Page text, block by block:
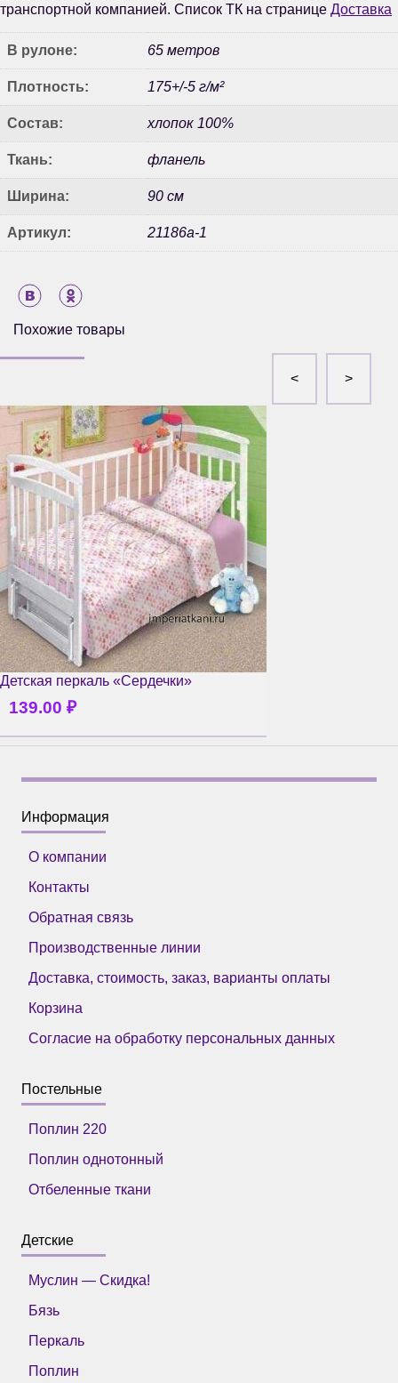
транспортной компанией. Список ТК на странице Доставка
В рулоне: 65 метров
Плотность: 175+/-5 г/м²
Состав: хлопок 100%
Ткань: фланель
Ширина: 90 см
Артикул: 21186а-1
Похожие товары
Детская перкаль «Сердечки»
139.00 ₽
Информация
О компании
Контакты
Обратная связь
Производственные линии
Доставка, стоимость, заказ, варианты оплаты
Корзина
Согласие на обработку персональных данных
Постельные
Поплин 220
Поплин однотонный
Отбеленные ткани
Детские
Муслин — Скидка!
Бязь
Перкаль
Поплин